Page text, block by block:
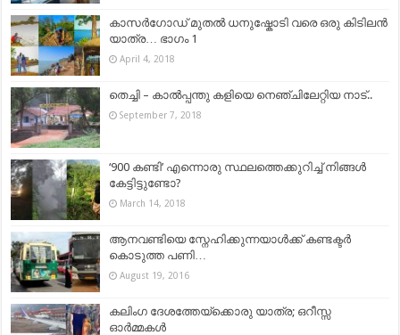
കാസര്‍ഗോഡ്‌ മുതല്‍ ധനുഷ്കോടി വരെ ഒരു കിടിലന്‍
യാത്ര… ഭാഗം 1
April 4, 2018
തെച്ചി – കാൽപ്പന്തു കളിയെ നെഞ്ചിലേറ്റിയ നാട്..
September 7, 2018
‘900 കണ്ടി’ എന്നൊരു സ്ഥലത്തെക്കുറിച്ച് നിങ്ങള്‍
കേട്ടിട്ടുണ്ടോ?
March 14, 2018
ആനവണ്ടിയെ സ്നേഹിക്കുന്നയാൾക്ക് കണ്ടക്ടർ
കൊടുത്ത പണി…
August 19, 2016
കലിംഗ ദേശത്തേയ്ക്കൊരു യാത്ര; ഒറീസ്സ
ഓർമ്മകൾ